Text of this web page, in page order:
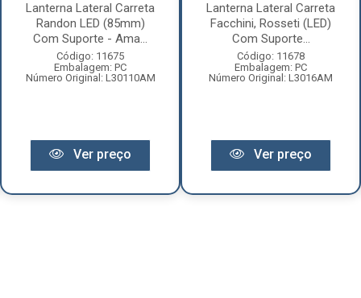
Lanterna Lateral Carreta
Randon LED (85mm)
Com Suporte - Ama...
Código: 11675
Embalagem: PC
Número Original: L30110AM
Ver preço
Lanterna Lateral Carreta
Facchini, Rosseti (LED)
Com Suporte...
Código: 11678
Embalagem: PC
Número Original: L3016AM
Ver preço